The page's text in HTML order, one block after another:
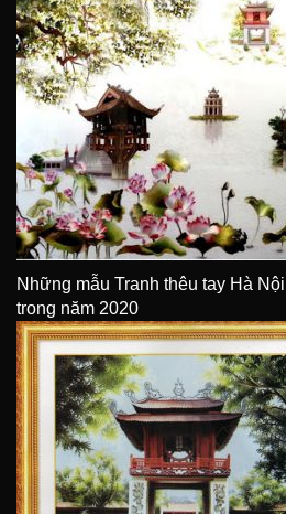
Những mẫu Tranh thêu tay Hà
trong năm 2020